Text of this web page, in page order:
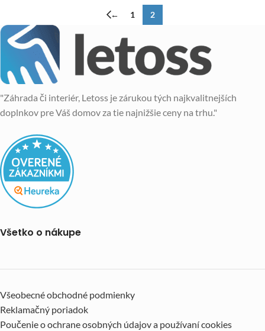
← 1 2
"Záhrada či interiér, Letoss je zárukou tých najkvalitnejších
doplnkov pre Váš domov za tie najnižšie ceny na trhu."
Všetko o nákupe
Všeobecné obchodné podmienky
Reklamačný poriadok
Poučenie o ochrane osobných údajov a používaní cookies